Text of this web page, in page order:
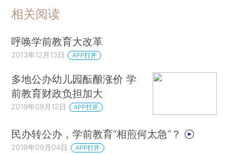
相关阅读
呼唤学前教育大改革
2013年12月13日 APP打开
多地公办幼儿园酝酿涨价 学
前教育财政负担加大
2019年09月12日 APP打开
民办转公办，学前教育“相煎何太急”？
2019年09月04日 APP打开